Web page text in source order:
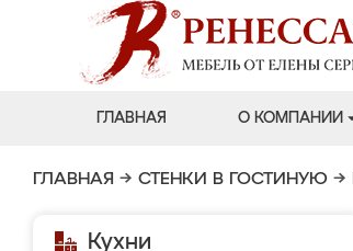
ГЛАВНАЯ О КОМПАНИИ
ГЛАВНАЯ → СТЕНКИ В ГОСТИНУЮ →
Кухни